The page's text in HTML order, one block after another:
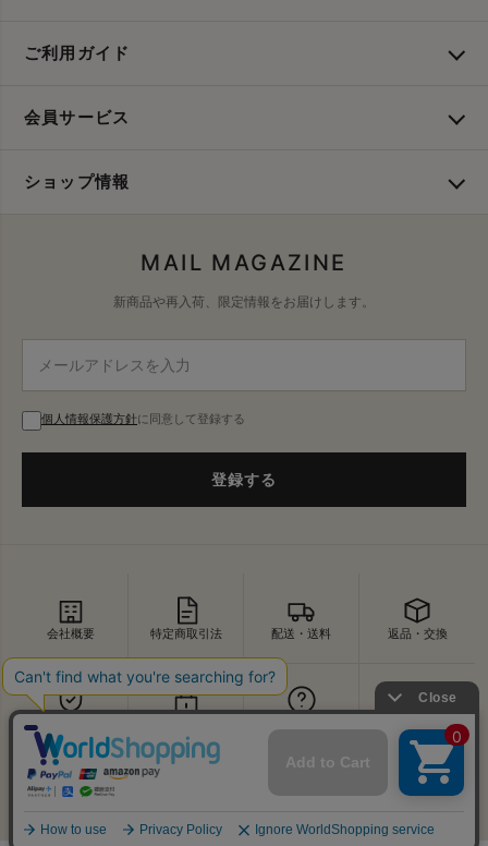
ご利用ガイド
会員サービス
ショップ情報
MAIL MAGAZINE
新商品や再入荷、限定情報をお届けします。
個人情報保護方針に同意して登録する
登録する
会社概要 特定商取引法 配送・送料 返品・交換
セキュリティ お問い合わせ
↑
PAGE TOP